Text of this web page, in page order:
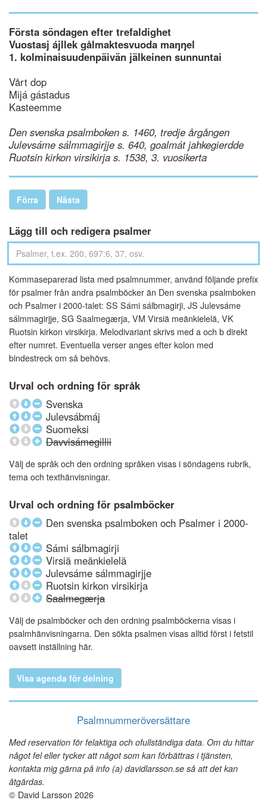
Första söndagen efter trefaldighet
Vuostasj ájllek gålmaktesvuoda maŋŋel
1. kolminaisuudenpäivän jälkeinen sunnuntai
Vårt dop
Mijá gástadus
Kasteemme
Den svenska psalmboken s. 1460, tredje årgången
Julevsáme sálmmagirjje s. 640, goalmát jahkegierdde
Ruotsin kirkon virsikirja s. 1538, 3. vuosikerta
Förra Nästa
Lägg till och redigera psalmer
Kommaseparerad lista med psalmnummer, använd följande prefix
för psalmer från andra psalmböcker än Den svenska psalmboken
och Psalmer i 2000-talet: SS Sámi sálbmagirji, JS Julevsáme
sálmmagirjje, SG Saalmegærja, VM Virsiä meänkielelä, VK
Ruotsin kirkon virsikirja. Melodivariant skrivs med a och b direkt
efter numret. Eventuella verser anges efter kolon med
bindestreck om så behövs.
Urval och ordning för språk
Svenska
Julevsábmáj
Suomeksi
Davvisámegillii
Välj de språk och den ordning språken visas i söndagens rubrik,
tema och texthänvisningar.
Urval och ordning för psalmböcker
Den svenska psalmboken och Psalmer i 2000-
talet
Sámi sálbmagirji
Virsiä meänkielelä
Julevsáme sálmmagirjje
Ruotsin kirkon virsikirja
Saalmegærja
Välj de psalmböcker och den ordning psalmböckerna visas i
psalmhänvisningarna. Den sökta psalmen visas alltid först i fetstil
oavsett inställning här.
Visa agenda för delning
Psalmnummeröversättare
Med reservation för felaktiga och ofullständiga data. Om du hittar
något fel eller tycker att något som kan förbättras i tjänsten,
kontakta mig gärna på info (a) davidlarsson.se så att det kan
åtgärdas.
© David Larsson 2026